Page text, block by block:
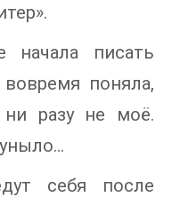
писать
поняла,
разу не моё.
себя после